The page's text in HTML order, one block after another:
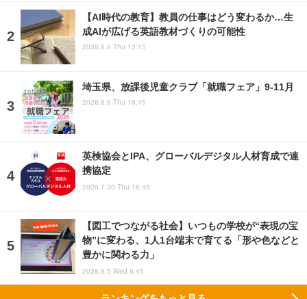
【AI時代の教育】教員の仕事はどう変わるか…生
成AIが広げる英語教材づくりの可能性
2026.8.6 Thu 13:15
埼玉県、放課後児童クラブ「就職フェア」9-11月
2026.8.6 Thu 16:45
英検協会とIPA、グローバルデジタル人材育成で連
携協定
2026.7.30 Thu 16:45
【図工でつながる社会】いつもの学校が“表現の宝
物”に変わる、1人1台端末で育てる「形や色などと
豊かに関わる力」
2026.8.5 Wed 9:45